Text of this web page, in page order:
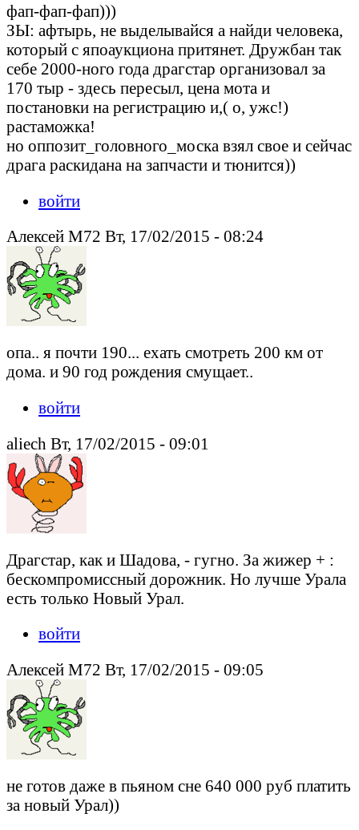
фап-фап-фап)))
ЗЫ: афтырь, не выделывайся а найди человека,
который с япоаукциона притянет. Дружбан так
себе 2000-ного года драгстар организовал за
170 тыр - здесь пересыл, цена мота и
постановки на регистрацию и,( о, ужс!)
растаможка!
но оппозит_головного_моска взял свое и сейчас
драга раскидана на запчасти и тюнится))
войти
Алексей М72 Вт, 17/02/2015 - 08:24
опа.. я почти 190... ехать смотреть 200 км от
дома. и 90 год рождения смущает..
войти
aliech Вт, 17/02/2015 - 09:01
Драгстар, как и Шадова, - гугно. За жижер + :
бескомпромиссный дорожник. Но лучше Урала
есть только Новый Урал.
войти
Алексей М72 Вт, 17/02/2015 - 09:05
не готов даже в пьяном сне 640 000 руб платить
за новый Урал))